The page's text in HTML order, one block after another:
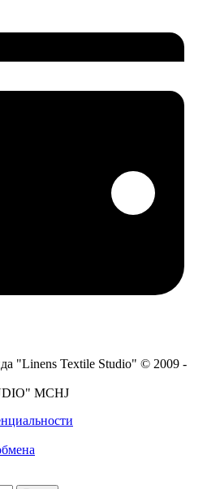
"Linens Textile Studio" © 2009 -
MCHJ